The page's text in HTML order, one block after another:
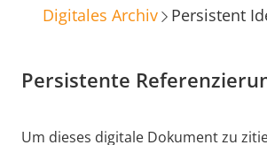
Digitales Archiv Persistent
Persistente
Um dieses digitale Dokument zu